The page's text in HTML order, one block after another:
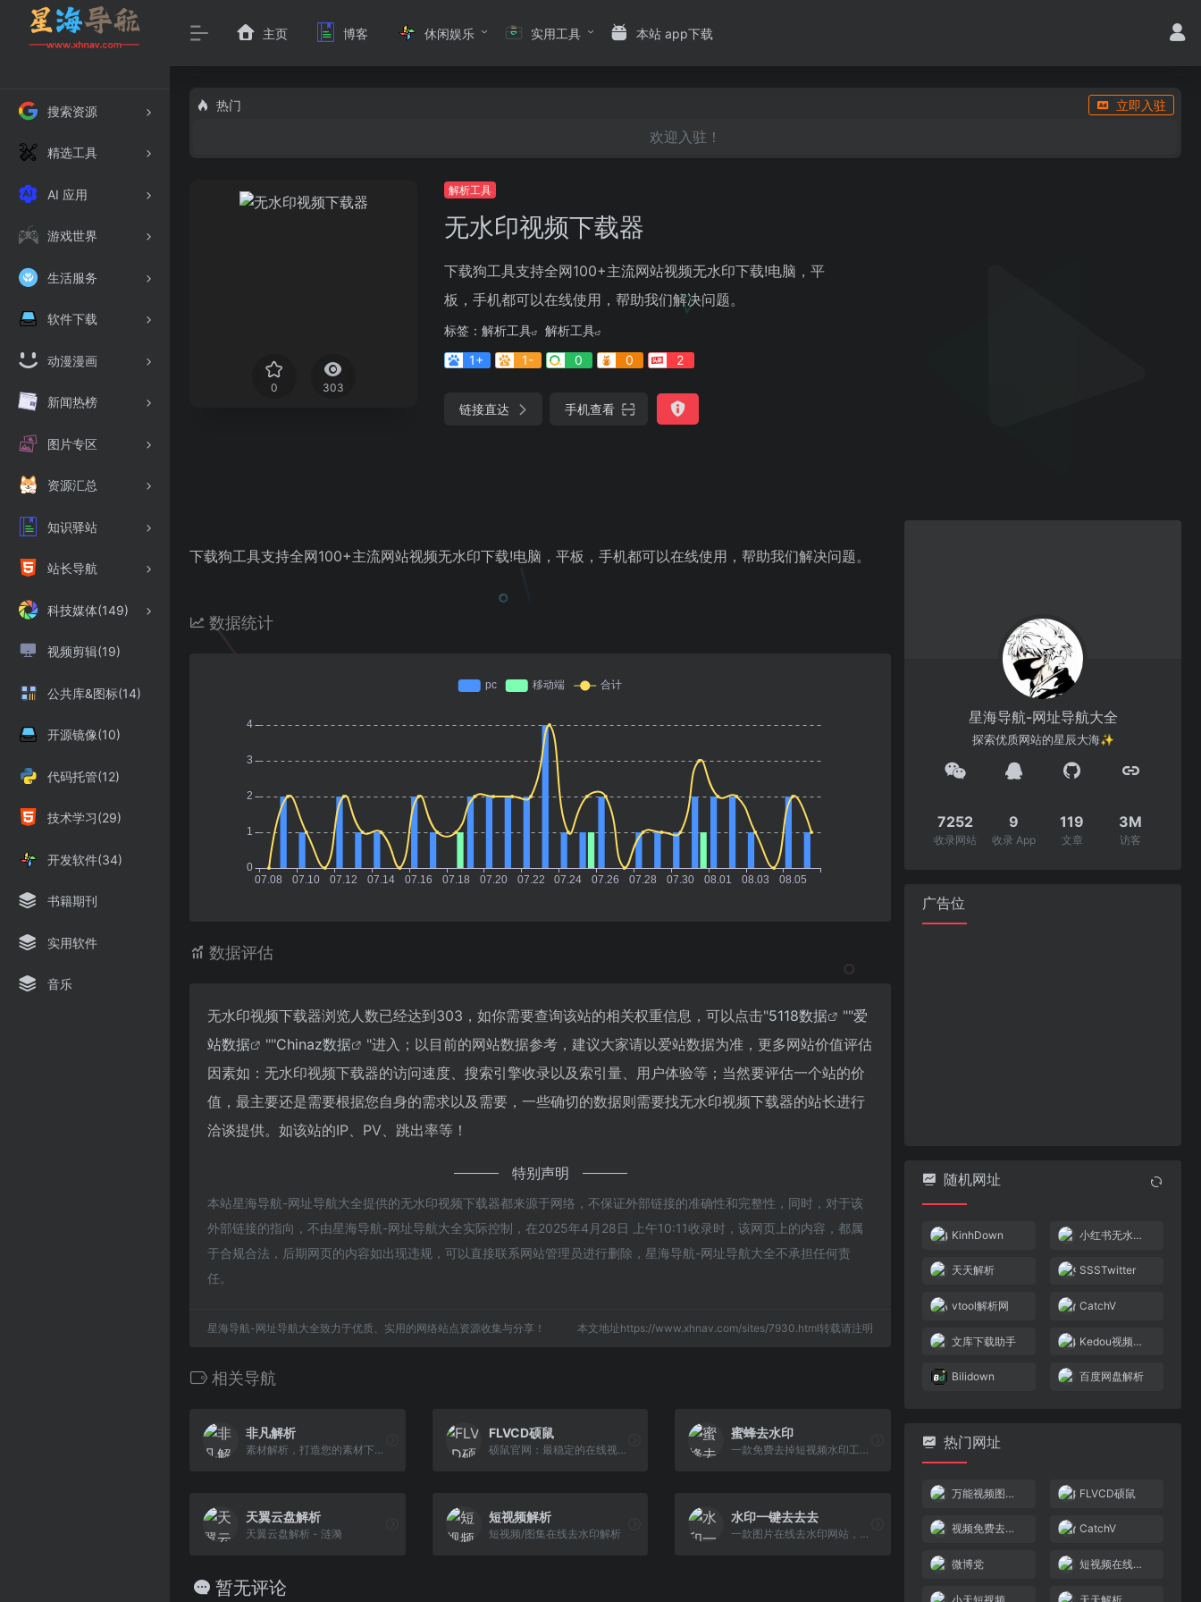
搜索资源
精选工具
AI 应用
游戏世界
生活服务
软件下载
动漫漫画
新闻热榜
图片专区
资源汇总
知识驿站
站长导航
科技媒体(149)
视频剪辑(19)
公共库&图标(14)
开源镜像(10)
代码托管(12)
技术学习(29)
开发软件(34)
书籍期刊
实用软件
音乐
主页 博客 休闲娱乐 实用工具 本站 app下载
热门 立即入驻
欢迎入驻！
0 303
解析工具
无水印视频下载器
下载狗工具支持全网100+主流网站视频无水印下载!电脑，平
板，手机都可以在线使用，帮助我们解决问题。
标签： 解析工具
解析工具
1+
1- 0 0 2
链接直达 手机查看
下载狗工具支持全网100+主流网站视频无水印下载!电脑，平板，手机都可以在线使用，帮助我们解决问题。
数据统计
数据评估
无水印视频下载器浏览人数已经达到303，如你需要查询该站的相关权重信息，可以点击"5118数据 ""爱
站数据
""Chinaz数据
"进入；以目前的网站数据参考，建议大家请以爱站数据为准，更多网站价值评估
因素如：无水印视频下载器的访问速度、搜索引擎收录以及索引量、用户体验等；当然要评估一个站的价
值，最主要还是需要根据您自身的需求以及需要，一些确切的数据则需要找无水印视频下载器的站长进行
洽谈提供。如该站的IP、PV、跳出率等！
特别声明
本站星海导航-网址导航大全提供的无水印视频下载器都来源于网络，不保证外部链接的准确性和完整性，同时，对于该
外部链接的指向，不由星海导航-网址导航大全实际控制，在2025年4月28日 上午10:11收录时，该网页上的内容，都属
于合规合法，后期网页的内容如出现违规，可以直接联系网站管理员进行删除，星海导航-网址导航大全不承担任何责
任。
星海导航-网址导航大全致力于优质、实用的网络站点资源收集与分享！ 本文地址https://www.xhnav.com/sites/7930.html转载请注明
相关导航
非凡解析
素材解析，打造您的素材下载助手，现支持： 千图网 、包图网 、千库网 、90设计 、六图网 、熊猫办公 、虎课网 、稻壳儿 、图客巴巴 、易图网 、万素网！
FLVCD硕鼠
硕鼠官网：最稳定的在线视频下载平台,提供在线视频下载服务,持续更新。支持西瓜,B站,抖音,央视,新浪,搜狐等网站的视频下载,并提供电视剧,电影,音乐的批量下载
蜜蜂去水印
一款免费去掉短视频水印工具，在线去水印方便快捷
天翼云盘解析
天翼云盘解析 - 涟漪
短视频解析
短视频/图集在线去水印解析
水印一键去去去
一款图片在线去水印网站，永久免费，使用人工智能技术，支持批量去除图片中的文字、标志，多余物体等多种水印，去水印不留痕，不压画质， 高质不糊图！
暂无评论
星海导航-网址导航大全
探索优质网站的星辰大海✨
7252
收录网站
9
收录 App
119
文章
3M
访客
广告位
随机网址
KinhDown 小红书无水印图片/视频解析下载
天天解析 SSSTwitter
vtool解析网 CatchV
文库下载助手 Kedou视频解析
Bilidown 百度网盘解析
热门网址
万能视频图片解析下载 FLVCD硕鼠
视频免费去水印工具 CatchV
微博党 短视频在线去水印